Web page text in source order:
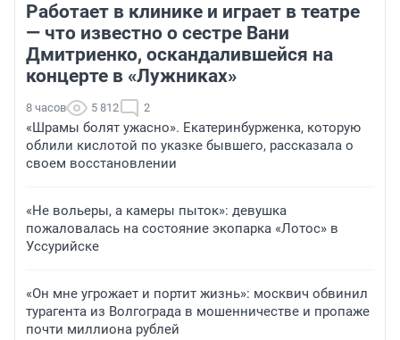
Работает в клинике и играет в театре
— что известно о сестре Вани
Дмитриенко, оскандалившейся на
концерте в «Лужниках»
8 часов 5 812 2
«Шрамы болят ужасно». Екатеринбурженка, которую
облили кислотой по указке бывшего, рассказала о
своем восстановлении
«Не вольеры, а камеры пыток»: девушка
пожаловалась на состояние экопарка «Лотос» в
Уссурийске
«Он мне угрожает и портит жизнь»: москвич обвинил
турагента из Волгограда в мошенничестве и пропаже
почти миллиона рублей